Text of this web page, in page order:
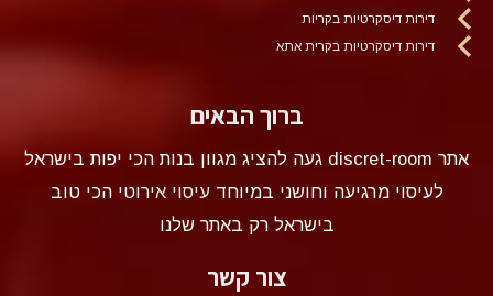
דירות דיסקרטיות בקריות
דירות דיסקרטיות בקרית אתא
ברוך הבאים
אתר discret-room געה להציג מגוון בנות הכי יפות בישראל
לעיסוי מרגיעה וחושני במיוחדעיסוי אירוטי הכי טוב
בישראל רק באתר שלנו
צור קשר